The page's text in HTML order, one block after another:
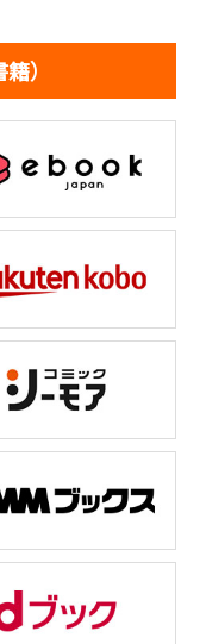
）